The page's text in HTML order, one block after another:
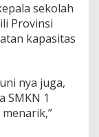
sekolah
Provinsi
kapasitas
nya juga,
SMKN 1